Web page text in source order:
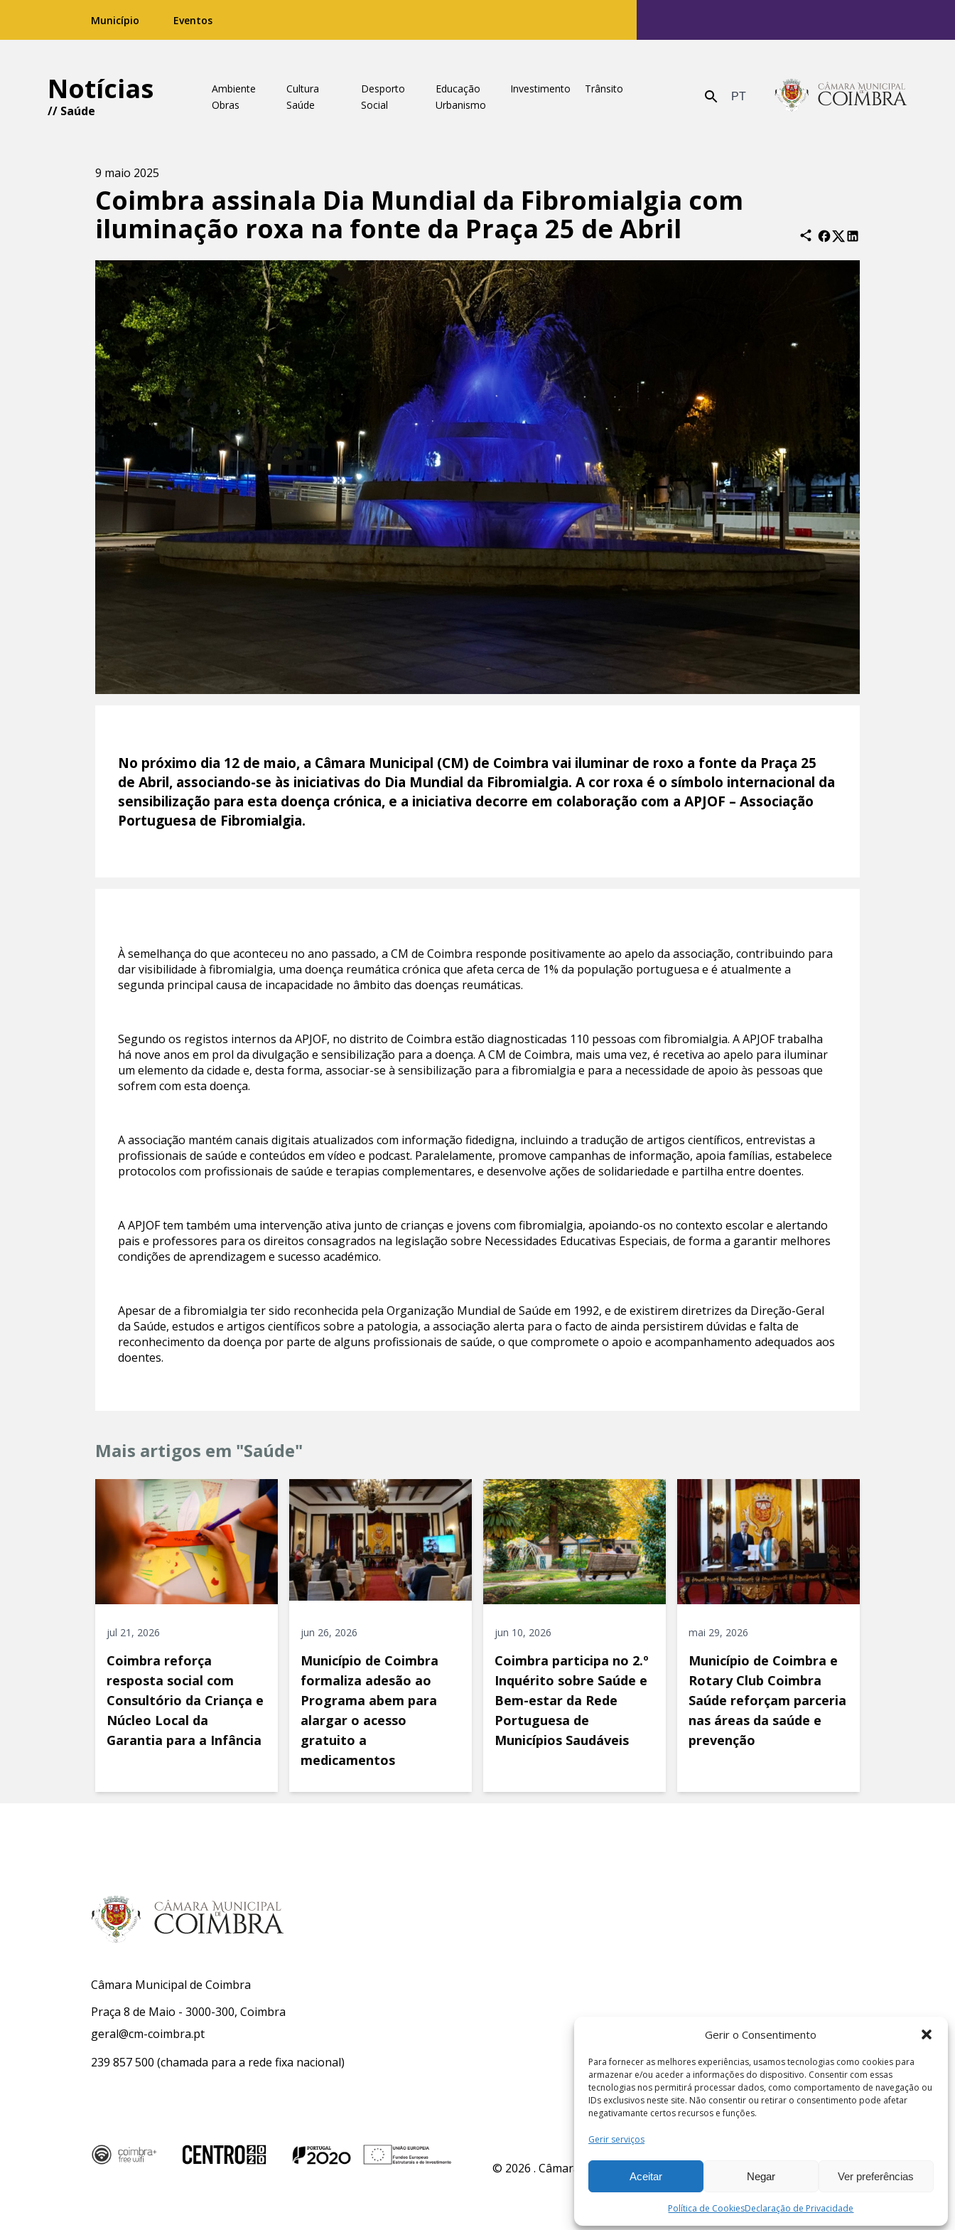
Gerir o Consentimento
Para fornecer as melhores experiências, usamos tecnologias como cookies para
armazenar e/ou aceder a informações do dispositivo. Consentir com essas
tecnologias nos permitirá processar dados, como comportamento de navegação ou
IDs exclusivos neste site. Não consentir ou retirar o consentimento pode afetar
negativamante certos recursos e funções.
Gerir serviços
Aceitar Negar Ver preferências
Política de CookiesDeclaração de Privacidade
Município Eventos
Notícias
// Saúde
Ambiente Cultura Desporto Educação Investimento
Trânsito
Obras
Saúde Social Urbanismo Enviar PT
9 maio 2025
Coimbra assinala Dia Mundial da Fibromialgia com
iluminação roxa na fonte da Praça 25 de Abril
No próximo dia 12 de maio, a Câmara Municipal (CM) de Coimbra vai iluminar de roxo a fonte da Praça 25
de Abril, associando-se às iniciativas do Dia Mundial da Fibromialgia. A cor roxa é o símbolo internacional da
sensibilização para esta doença crónica, e a iniciativa decorre em colaboração com a APJOF – Associação
Portuguesa de Fibromialgia.
À semelhança do que aconteceu no ano passado, a CM de Coimbra responde positivamente ao apelo da associação, contribuindo para
dar visibilidade à fibromialgia, uma doença reumática crónica que afeta cerca de 1% da população portuguesa e é atualmente a
segunda principal causa de incapacidade no âmbito das doenças reumáticas.
Segundo os registos internos da APJOF, no distrito de Coimbra estão diagnosticadas 110 pessoas com fibromialgia. A APJOF trabalha
há nove anos em prol da divulgação e sensibilização para a doença. A CM de Coimbra, mais uma vez, é recetiva ao apelo para iluminar
um elemento da cidade e, desta forma, associar-se à sensibilização para a fibromialgia e para a necessidade de apoio às pessoas que
sofrem com esta doença.
A associação mantém canais digitais atualizados com informação fidedigna, incluindo a tradução de artigos científicos, entrevistas a
profissionais de saúde e conteúdos em vídeo e podcast. Paralelamente, promove campanhas de informação, apoia famílias, estabelece
protocolos com profissionais de saúde e terapias complementares, e desenvolve ações de solidariedade e partilha entre doentes.
A APJOF tem também uma intervenção ativa junto de crianças e jovens com fibromialgia, apoiando-os no contexto escolar e alertando
pais e professores para os direitos consagrados na legislação sobre Necessidades Educativas Especiais, de forma a garantir melhores
condições de aprendizagem e sucesso académico.
Apesar de a fibromialgia ter sido reconhecida pela Organização Mundial de Saúde em 1992, e de existirem diretrizes da Direção-Geral
da Saúde, estudos e artigos científicos sobre a patologia, a associação alerta para o facto de ainda persistirem dúvidas e falta de
reconhecimento da doença por parte de alguns profissionais de saúde, o que compromete o apoio e acompanhamento adequados aos
doentes.
Mais artigos em "Saúde"
jul 21, 2026
Coimbra reforça
resposta social com
Consultório da Criança e
Núcleo Local da
Garantia para a Infância
jun 26, 2026
Município de Coimbra
formaliza adesão ao
Programa abem para
alargar o acesso
gratuito a
medicamentos
jun 10, 2026
Coimbra participa no 2.º
Inquérito sobre Saúde e
Bem-estar da Rede
Portuguesa de
Municípios Saudáveis
mai 29, 2026
Município de Coimbra e
Rotary Club Coimbra
Saúde reforçam parceria
nas áreas da saúde e
prevenção
Câmara Municipal de Coimbra
Praça 8 de Maio - 3000-300, Coimbra
geral@cm-coimbra.pt
239 857 500 (chamada para a rede fixa nacional)
© 2026 . Câmara Municipal de Coimbra . Todos os direitos reservados.